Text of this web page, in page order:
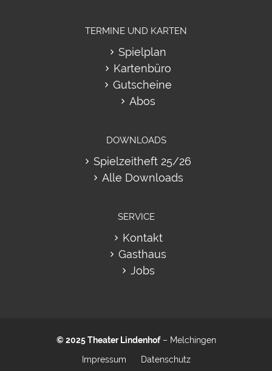
TERMINE UND KARTEN
Spielplan
Kartenbüro
Gutscheine
Abos
DOWNLOADS
Spielzeitheft 25/26
Alle Downloads
SERVICE
Kontakt
Gasthaus
Jobs
© 2025Theater Lindenhof– Melchingen
Impressum
Datenschutz